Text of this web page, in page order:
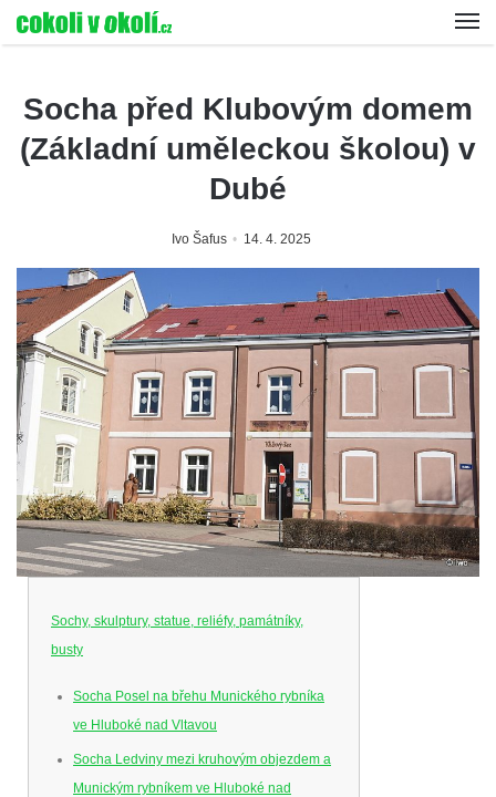
Socha před Klubovým domem
(Základní uměleckou školou) v
Dubé
Ivo Šafus 14. 4. 2025
Sochy, skulptury, statue, reliéfy, památníky,
busty
Socha Posel na břehu Munického rybníka
ve Hluboké nad Vltavou
Socha Ledviny mezi kruhovým objezdem a
Munickým rybníkem ve Hluboké nad